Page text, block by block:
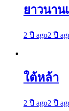
ยาวนาน
2 ปี ago2 ปี
ใต้หล้า
2 ปี ago2 ปี